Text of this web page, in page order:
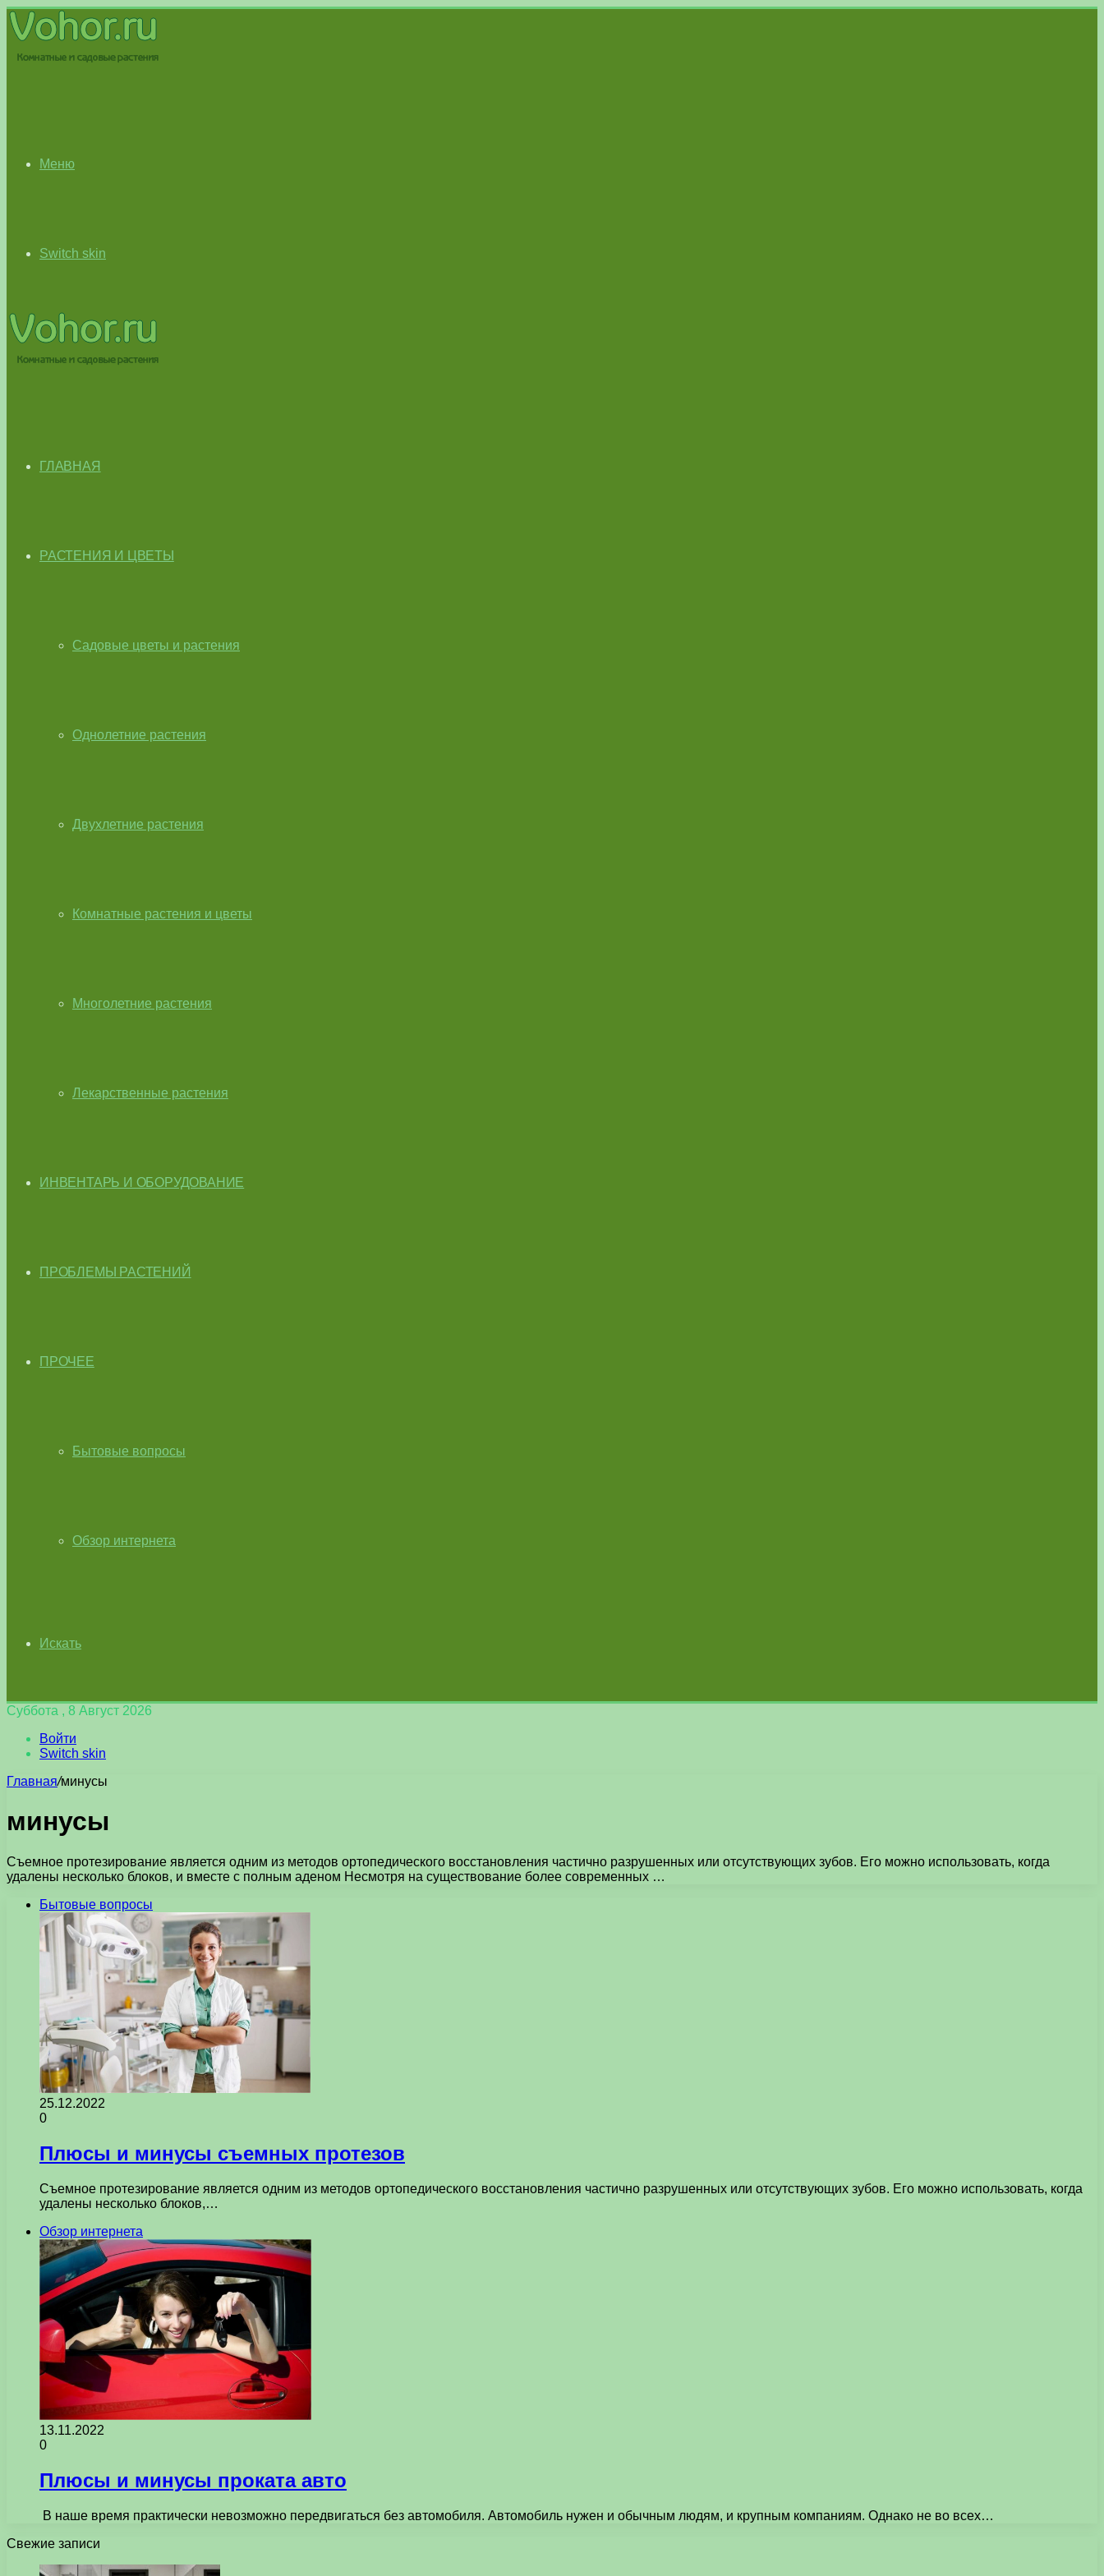
Меню
Switch skin
ГЛАВНАЯ
РАСТЕНИЯ И ЦВЕТЫ
Садовые цветы и растения
Однолетние растения
Двухлетние растения
Комнатные растения и цветы
Многолетние растения
Лекарственные растения
ИНВЕНТАРЬ И ОБОРУДОВАНИЕ
ПРОБЛЕМЫ РАСТЕНИЙ
ПРОЧЕЕ
Бытовые вопросы
Обзор интернета
Искать
Суббота , 8 Август 2026
Войти
Switch skin
Главная/минусы
минусы
Съемное протезирование является одним из методов ортопедического восстановления частично разрушенных или отсутствующих зубов. Его можно использовать, когда
удалены несколько блоков, и вместе с полным аденом Несмотря на существование более современных …
Бытовые вопросы
25.12.2022
0
Плюсы и минусы съемных протезов
Съемное протезирование является одним из методов ортопедического восстановления частично разрушенных или отсутствующих зубов. Его можно использовать, когда
удалены несколько блоков,…
Обзор интернета
13.11.2022
0
Плюсы и минусы проката авто
В наше время практически невозможно передвигаться без автомобиля. Автомобиль нужен и обычным людям, и крупным компаниям. Однако не во всех…
Свежие записи